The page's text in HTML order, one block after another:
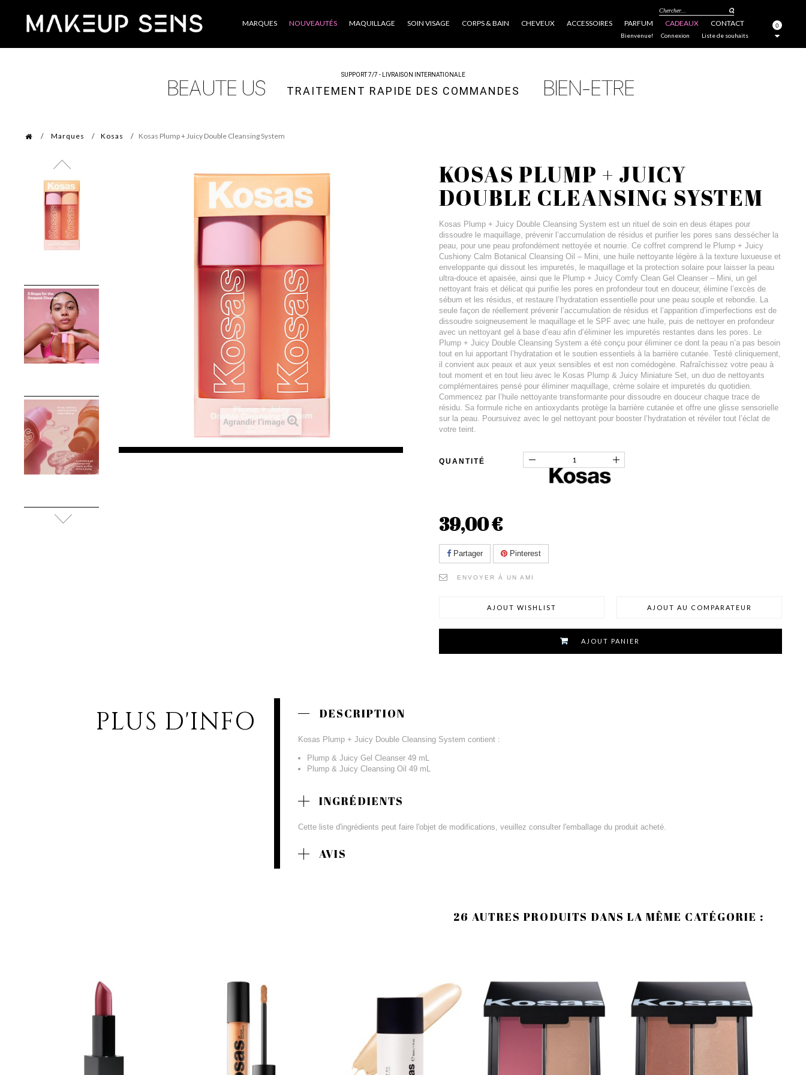
Catégories MARQUES NOUVEAUTÉS MAQUILLAGE SOIN VISAGE CORPS & BAIN CHEVEUX ACCESSOIRES PARFUM CADEAUX CONTACT
Chercher...
0
Liste de souhaits
Bienvenue! Connexion
SUPPORT 7/7 - LIVRAISON INTERNATIONALE
TRAITEMENT RAPIDE DES COMMANDES
Marques Kosas Kosas Plump + Juicy Double Cleansing System
Agrandir l'image
KOSAS PLUMP + JUICY
DOUBLE CLEANSING SYSTEM
Kosas Plump + Juicy Double Cleansing System est un rituel de soin en deus étapes pour
dissoudre le maquillage, prévenir l’accumulation de résidus et purifier les pores sans dessécher la
peau, pour une peau profondément nettoyée et nourrie. Ce coffret comprend le Plump + Juicy
Cushiony Calm Botanical Cleansing Oil – Mini, une huile nettoyante légère à la texture luxueuse et
enveloppante qui dissout les impuretés, le maquillage et la protection solaire pour laisser la peau
ultra-douce et apaisée, ainsi que le Plump + Juicy Comfy Clean Gel Cleanser – Mini, un gel
nettoyant frais et délicat qui purifie les pores en profondeur tout en douceur, élimine l’excès de
sébum et les résidus, et restaure l’hydratation essentielle pour une peau souple et rebondie. La
seule façon de réellement prévenir l’accumulation de résidus et l’apparition d’imperfections est de
dissoudre soigneusement le maquillage et le SPF avec une huile, puis de nettoyer en profondeur
avec un nettoyant gel à base d’eau afin d’éliminer les impuretés restantes dans les pores. Le
Plump + Juicy Double Cleansing System a été conçu pour éliminer ce dont la peau n’a pas besoin
tout en lui apportant l’hydratation et le soutien essentiels à la barrière cutanée. Testé cliniquement,
il convient aux peaux et aux yeux sensibles et est non comédogène. Rafraîchissez votre peau à
tout moment et en tout lieu avec le Kosas Plump & Juicy Miniature Set, un duo de nettoyants
complémentaires pensé pour éliminer maquillage, crème solaire et impuretés du quotidien.
Commencez par l’huile nettoyante transformante pour dissoudre en douceur chaque trace de
résidu. Sa formule riche en antioxydants protège la barrière cutanée et offre une glisse sensorielle
sur la peau. Poursuivez avec le gel nettoyant pour booster l’hydratation et révéler tout l’éclat de
votre teint.
QUANTITÉ
39,00 €
Partager Pinterest
ENVOYER À UN AMI
AJOUT WISHLIST AJOUT AU COMPARATEUR
AJOUT PANIER
PLUS D'INFO DESCRIPTION
Kosas Plump + Juicy Double Cleansing System contient :
Plump & Juicy Gel Cleanser 49 mL
Plump & Juicy Cleansing Oil 49 mL
INGRÉDIENTS
Cette liste d'ingrédients peut faire l'objet de modifications, veuillez consulter l'emballage du produit acheté.
AVIS
26 AUTRES PRODUITS DANS LA MÊME CATÉGORIE :